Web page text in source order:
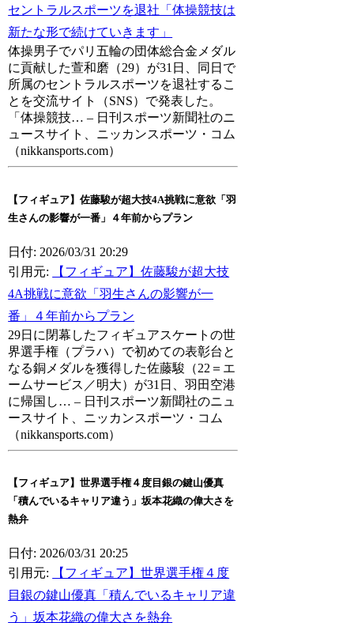
セントラルスポーツを退社「体操競技は
新たな形で続けていきます」
体操男子でパリ五輪の団体総合金メダル
に貢献した萱和磨（29）が31日、同日で
所属のセントラルスポーツを退社するこ
とを交流サイト（SNS）で発表した。
「体操競技… – 日刊スポーツ新聞社のニ
ュースサイト、ニッカンスポーツ・コム
（nikkansports.com）
【フィギュア】佐藤駿が超大技4A挑戦に意欲「羽
生さんの影響が一番」４年前からプラン
日付: 2026/03/31 20:29
引用元:
【フィギュア】佐藤駿が超大技
4A挑戦に意欲「羽生さんの影響が一
番」４年前からプラン
29日に閉幕したフィギュアスケートの世
界選手権（プラハ）で初めての表彰台と
なる銅メダルを獲得した佐藤駿（22＝エ
ームサービス／明大）が31日、羽田空港
に帰国し… – 日刊スポーツ新聞社のニュ
ースサイト、ニッカンスポーツ・コム
（nikkansports.com）
【フィギュア】世界選手権４度目銀の鍵山優真
「積んでいるキャリア違う」坂本花織の偉大さを
熱弁
日付: 2026/03/31 20:25
引用元:
【フィギュア】世界選手権４度
目銀の鍵山優真「積んでいるキャリア違
う」坂本花織の偉大さを熱弁